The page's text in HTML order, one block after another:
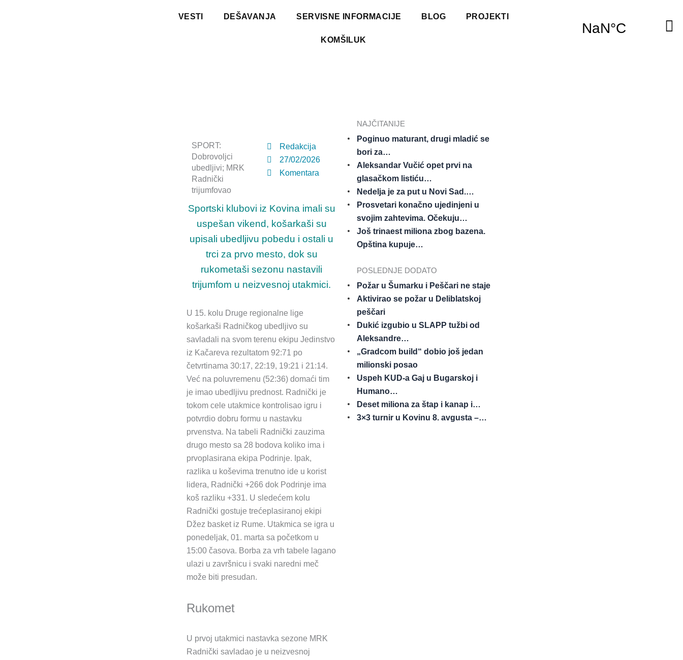
VESTI DEŠAVANJA SERVISNE INFORMACIJE BLOG PROJEKTI
KOMŠILUK
SPORT:
Dobrovoljci
ubedljivi; MRK
Radnički
trijumfovao
Redakcija
27/02/2026
Komentara
Sportski klubovi iz Kovina imali su
uspešan vikend, košarkaši su
upisali ubedljivu pobedu i ostali u
trci za prvo mesto, dok su
rukometaši sezonu nastavili
trijumfom u neizvesnoj utakmici.
U 15. kolu Druge regionalne lige
košarkaši Radničkog ubedljivo su
savladali na svom terenu ekipu Jedinstvo
iz Kačareva rezultatom 92:71 po
četvrtinama 30:17, 22:19, 19:21 i 21:14.
Već na poluvremenu (52:36) domaći tim
je imao ubedljivu prednost. Radnički je
tokom cele utakmice kontrolisao igru i
potvrdio dobru formu u nastavku
prvenstva. Na tabeli Radnički zauzima
drugo mesto sa 28 bodova koliko ima i
prvoplasirana ekipa Podrinje. Ipak,
razlika u koševima trenutno ide u korist
lidera, Radnički +266 dok Podrinje ima
koš razliku +331. U sledećem kolu
Radnički gostuje trećeplasiranoj ekipi
Džez basket iz Rume. Utakmica se igra u
ponedeljak, 01. marta sa početkom u
15:00 časova. Borba za vrh tabele lagano
ulazi u završnicu i svaki naredni meč
može biti presudan.
Rukomet
U prvoj utakmici nastavka sezone MRK
Radnički savladao je u neizvesnoj
NAJČITANIJE
Poginuo maturant, drugi mladić se
bori za…
Aleksandar Vučić opet prvi na
glasačkom listiću…
Nedelja je za put u Novi Sad.…
Prosvetari konačno ujedinjeni u
svojim zahtevima. Očekuju…
Još trinaest miliona zbog bazena.
Opština kupuje…
POSLEDNJE DODATO
Požar u Šumarku i Peščari ne staje
Aktivirao se požar u Deliblatskoj
peščari
Dukić izgubio u SLAPP tužbi od
Aleksandre…
„Gradcom build“ dobio još jedan
milionski posao
Uspeh KUD-a Gaj u Bugarskoj i
Humano…
Deset miliona za štap i kanap i…
3×3 turnir u Kovinu 8. avgusta –…